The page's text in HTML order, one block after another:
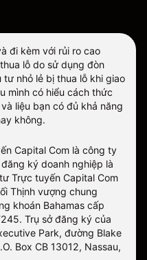
đi kèm với rủi ro cao
lỗ do sử dụng đòn
tư nhỏ lẻ bị thua lỗ khi giao
mình có hiểu cách thức
liệu bạn có đủ khả năng
không.
Capital Com là công ty
ký doanh nghiệp là
Trực tuyến Capital Com
Thịnh vượng chung
khoán Bahamas cấp
Trụ sở đăng ký của
Park, đường Blake
Box CB 13012, Nassau,